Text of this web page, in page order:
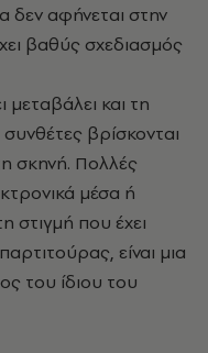
δεν αφήνεται στην
βαθύς σχεδιασμός
μεταβάλει και τη
βρίσκονται
σκηνή. Πολλές
μέσα ή
στιγμή που έχει
είναι μια
του ίδιου του